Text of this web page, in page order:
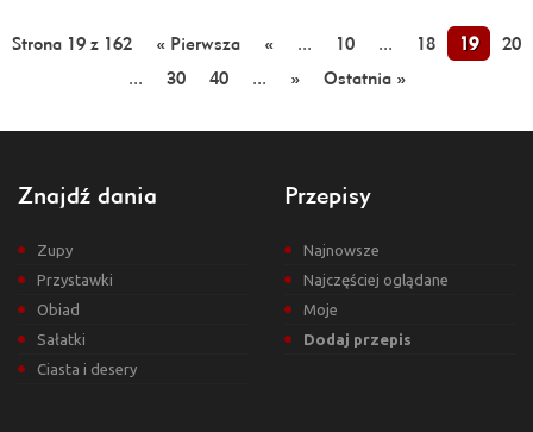
Strona 19 z 162 « Pierwsza « ... 10 ... 18 19
20
...
30 40 ... » Ostatnia »
Znajdź dania
Zupy
Przystawki
Obiad
Sałatki
Ciasta i desery
Przepisy
Najnowsze
Najczęściej oglądane
Moje
Dodaj przepis